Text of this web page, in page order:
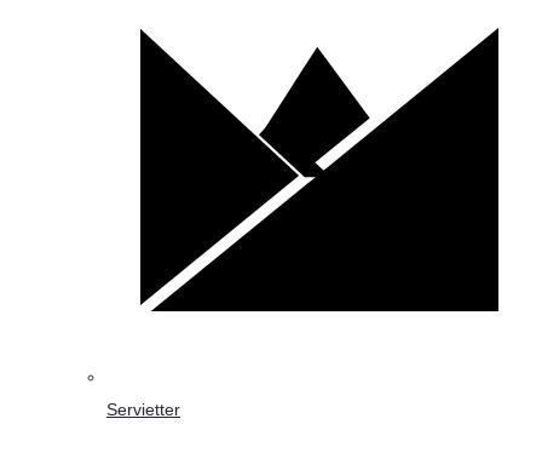
Servietter